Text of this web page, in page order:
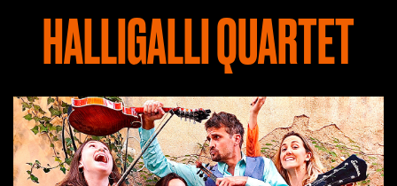
HALLIGALLI QUARTET